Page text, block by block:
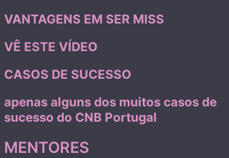
VANTAGENS EM SER MISS
VÊ ESTE VÍDEO
CASOS DE SUCESSO
apenas alguns dos muitos casos de
sucesso do CNB Portugal
MENTORES